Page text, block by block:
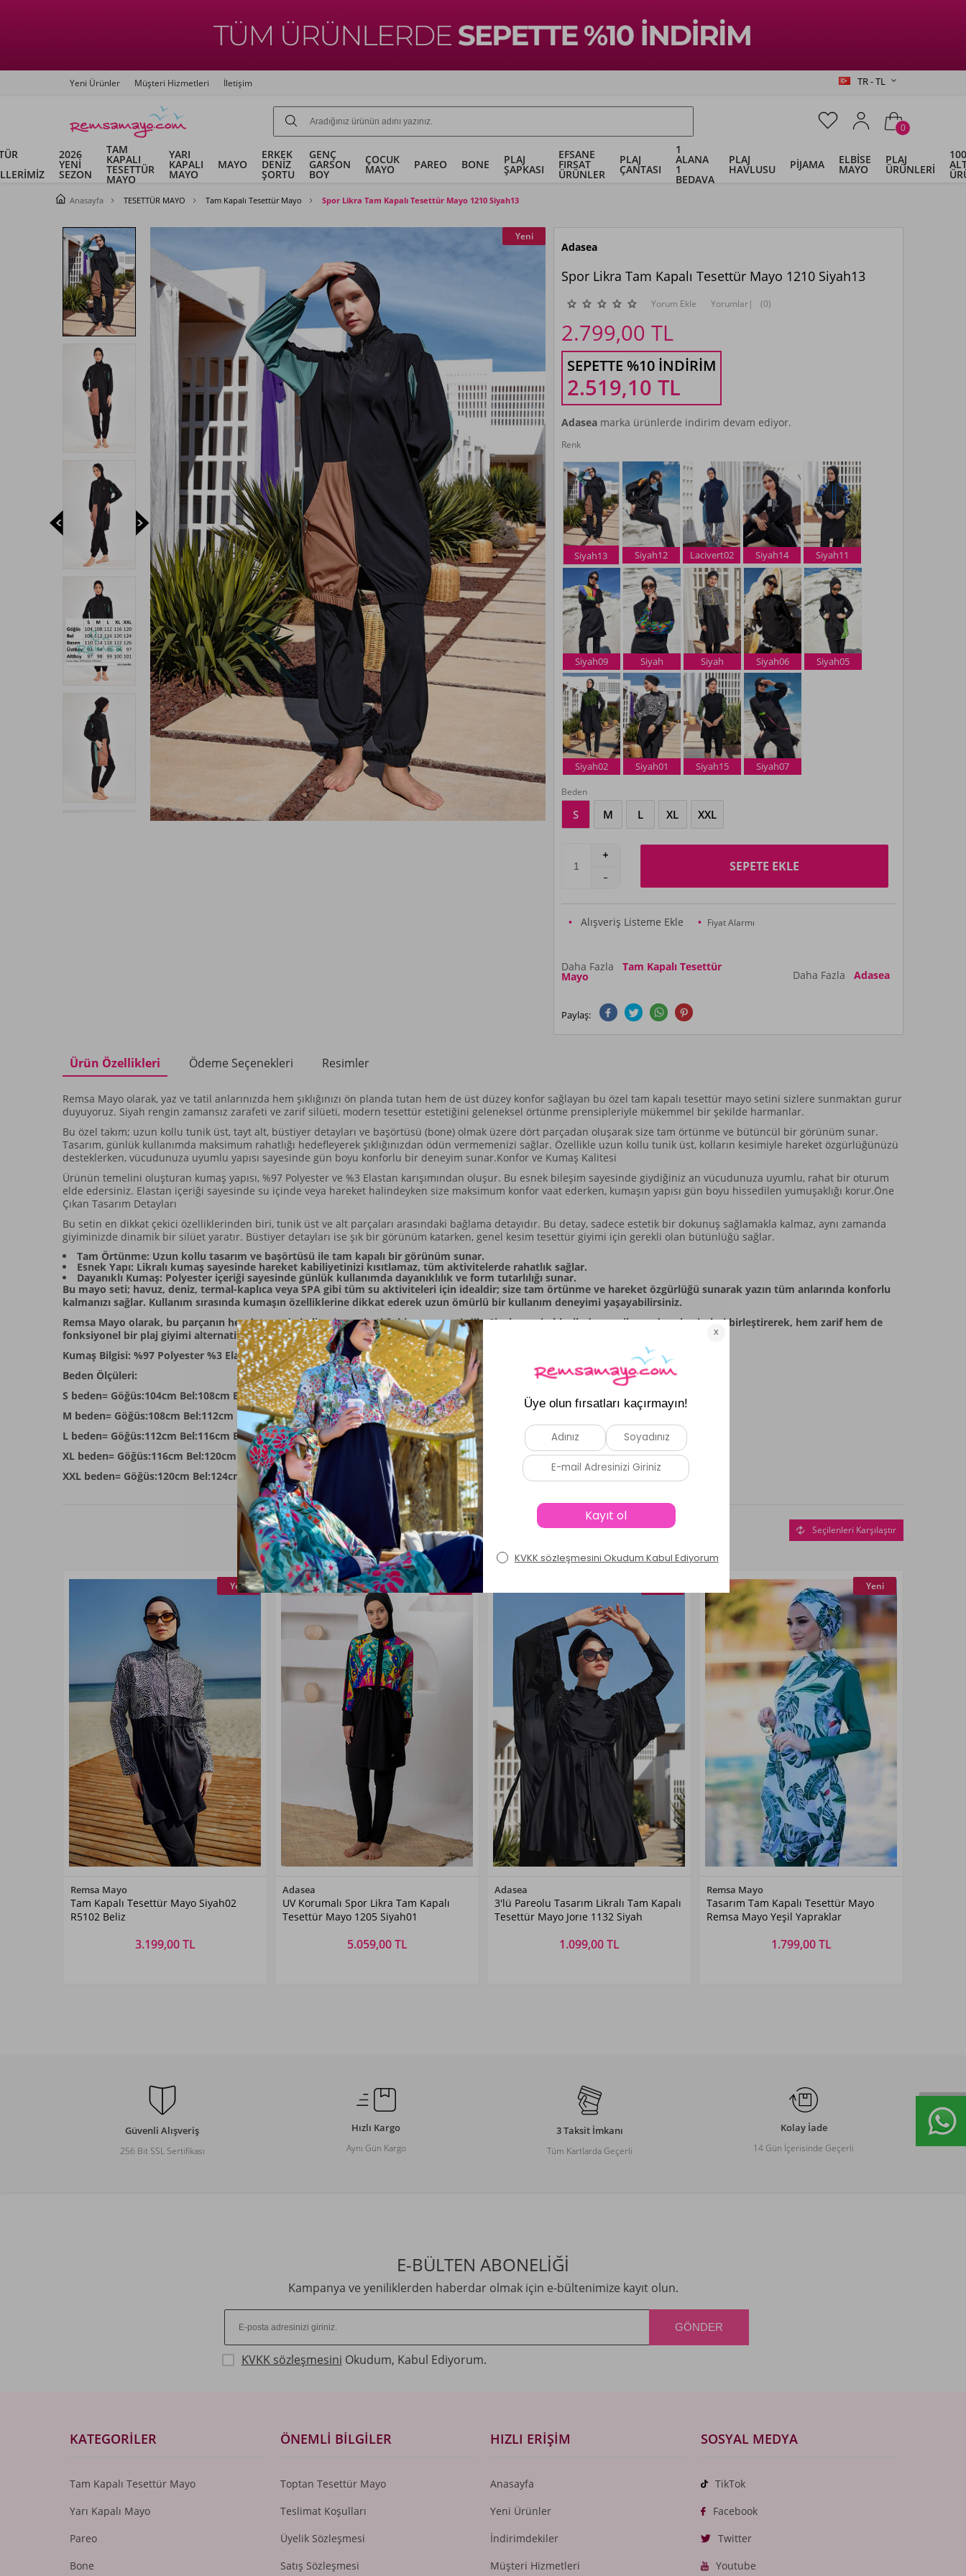
Yeni Ürünler Müşteri Hizmetleri İletişim TR - TL
0
2026
YENİ
SEZON
TAM
KAPALI
TESETTÜR
MAYO
YARI
KAPALI
MAYO
MAYO
ERKEK
DENİZ
ŞORTU
GENÇ
GARSON
BOY
ÇOCUK
MAYO PAREO BONE PLAJ
ŞAPKASI
EFSANE
FIRSAT
ÜRÜNLER
PLAJ
ÇANTASI
1
ALANA
1
BEDAVA
PLAJ
HAVLUSU PİJAMA ELBİSE
MAYO
PLAJ
ÜRÜNLERİ
Anasayfa TESETTÜR MAYO Tam Kapalı Tesettür Mayo Spor Likra Tam Kapalı Tesettür Mayo 1210 Siyah13
Yeni
Adasea
Spor Likra Tam Kapalı Tesettür Mayo 1210 Siyah13
Yorum Ekle Yorumlar| (0)
2.799,00 TL
SEPETTE %10 İNDIRIM
2.519,10 TL
Adaseamarka ürünlerde indirim devam ediyor.
Renk
Siyah13 Siyah12 Lacivert02 Siyah14 Siyah11
Siyah09 Siyah Siyah Siyah06 Siyah05
Siyah02 Siyah01 Siyah15 Siyah07
Beden
S M L XL XXL
SEPETE EKLE
Alışveriş Listeme Ekle Fiyat Alarmı
Daha Fazla Tam Kapalı Tesettür
Mayo Daha Fazla Adasea
Paylaş:
Ürün Özellikleri Ödeme Seçenekleri Resimler
Remsa Mayo olarak, yaz ve tatil anlarınızda hem şıklığınızı ön planda tutan hem de üst düzey konfor sağlayan bu özel tam kapalı tesettür mayo setini sizlere sunmaktan gurur
duyuyoruz. Siyah rengin zamansız zarafeti ve zarif silüeti, modern tesettür estetiğini geleneksel örtünme prensipleriyle mükemmel bir şekilde harmanlar.
Bu özel takım; uzun kollu tunik üst, tayt alt, büstiyer detayları ve başörtüsü (bone) olmak üzere dört parçadan oluşarak size tam örtünme ve bütüncül bir görünüm sunar.
Tasarım, günlük kullanımda maksimum rahatlığı hedefleyerek şıklığınızdan ödün vermemenizi sağlar. Özellikle uzun kollu tunik üst, kolların kesimiyle hareket özgürlüğünüzü
desteklerken, vücudunuza uyumlu yapısı sayesinde gün boyu konforlu bir deneyim sunar.Konfor ve Kumaş Kalitesi
Ürünün temelini oluşturan kumaş yapısı, %97 Polyester ve %3 Elastan karışımından oluşur. Bu esnek bileşim sayesinde giydiğiniz an vücudunuza uyumlu, rahat bir oturum
elde edersiniz. Elastan içeriği sayesinde su içinde veya hareket halindeyken size maksimum konfor vaat ederken, kumaşın yapısı gün boyu hissedilen yumuşaklığı korur.Öne
Çıkan Tasarım Detayları
Bu setin en dikkat çekici özelliklerinden biri, tunik üst ve alt parçaları arasındaki bağlama detayıdır. Bu detay, sadece estetik bir dokunuş sağlamakla kalmaz, aynı zamanda
giyiminizde dinamik bir silüet yaratır. Büstiyer detayları ise şık bir görünüm katarken, genel kesim tesettür giyimi için gerekli olan bütünlüğü sağlar.
Tam Örtünme: Uzun kollu tasarım ve başörtüsü ile tam kapalı bir görünüm sunar.
Esnek Yapı: Likralı kumaş sayesinde hareket kabiliyetinizi kısıtlamaz, tüm aktivitelerde rahatlık sağlar.
Dayanıklı Kumaş: Polyester içeriği sayesinde günlük kullanımda dayanıklılık ve form tutarlılığı sunar.
Bu mayo seti; havuz, deniz, termal-kaplıca veya SPA gibi tüm su aktiviteleri için idealdir; size tam örtünme ve hareket özgürlüğü sunarak yazın tüm anlarında konforlu
kalmanızı sağlar. Kullanım sırasında kumaşın özelliklerine dikkat ederek uzun ömürlü bir kullanım deneyimi yaşayabilirsiniz.
Remsa Mayo olarak, bu parçanın her detayında kaliteyi ve rahatlığı bir araya getirdik. Siyah rengin klasik duruşu ile modern kesimleri birleştirerek, hem zarif hem de
fonksiyonel bir plaj giyimi alternatifi sunuyoruz. Bu set, stil sahibi ve rahat olmayı sevenler için idealdir.
Kumaş Bilgisi: %97 Polyester %3 Elastan
Beden Ölçüleri:
S beden= Göğüs:104cm Bel:108cm Basen:110cm ÜstBoy:93cm AltBoy:97cm civarıdır.
M beden= Göğüs:108cm Bel:112cm Basen:114cm ÜstBoy:94cm AltBoy:98cm civarıdır.
L beden= Göğüs:112cm Bel:116cm Basen:118cm ÜstBoy:95cm AltBoy:99cm civarıdır.
XL beden= Göğüs:116cm Bel:120cm Basen:122cm ÜstBoy:96cm AltBoy:100cm civarıdır.
XXL beden= Göğüs:120cm Bel:124cm Basen:126cm ÜstBoy:97cm AltBoy:101cm civarıdır.
Benzer Ürünler
Seçilenleri Karşılaştır
Siyah02
Yeni
Remsa Mayo
Tam Kapalı Tesettür Mayo Siyah02
R5102 Beliz
3.199,00 TL
Siyah01
Yeni
Adasea
UV Korumalı Spor Likra Tam Kapalı
Tesettür Mayo 1205 Siyah01
5.059,00 TL
Siyah04
Adasea
3'lü Pareolu Tasarım Likralı Tam Kapalı
Tesettür Mayo Jorıe 1132 Siyah
1.099,00 TL
Yeni
Remsa Mayo
Tasarım Tam Kapalı Tesettür Mayo
Remsa Mayo Yeşil Yapraklar
1.799,00 TL
Güvenli Alışveriş
256 Bit SSL Sertifikası
Hızlı Kargo
Aynı Gün Kargo
3 Taksit İmkanı
Tüm Kartlarda Geçerli
Kolay İade
14 Gün İçerisinde Geçerli
E-BÜLTEN ABONELİĞİ
Kampanya ve yeniliklerden haberdar olmak için e-bültenimize kayıt olun.
KVKK sözleşmesini Okudum, Kabul Ediyorum.
KATEGORILER
Tam Kapalı Tesettür Mayo
Yarı Kapalı Mayo
Pareo
Bone
ÖNEMLI BILGILER
Toptan Tesettür Mayo
Teslimat Koşulları
Üyelik Sözleşmesi
Satış Sözleşmesi
HIZLI ERIŞIM
Anasayfa
Yeni Ürünler
İndirimdekiler
Müşteri Hizmetleri
SOSYAL MEDYA
TikTok
Facebook
Twitter
Youtube